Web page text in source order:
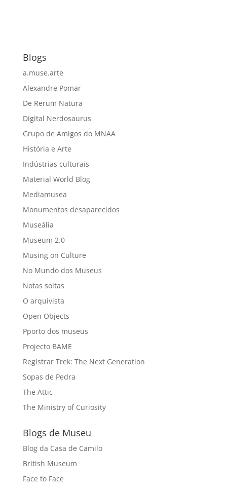
Blogs
a.muse.arte
Alexandre Pomar
De Rerum Natura
Digital Nerdosaurus
Grupo de Amigos do MNAA
História e Arte
Indústrias culturais
Material World Blog
Mediamusea
Monumentos desaparecidos
Museália
Museum 2.0
Musing on Culture
No Mundo dos Museus
Notas soltas
O arquivista
Open Objects
Pporto dos museus
Projecto BAME
Registrar Trek: The Next Generation
Sopas de Pedra
The Attic
The Ministry of Curiosity
Blogs de Museu
Blog da Casa de Camilo
British Museum
Face to Face